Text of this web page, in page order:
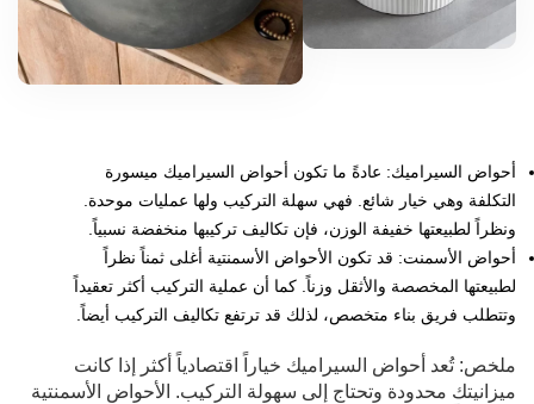
أحواض السيراميك: عادةً ما تكون أحواض السيراميك ميسورة
التكلفة وهي خيار شائع. فهي سهلة التركيب ولها عمليات موحدة.
ونظراً لطبيعتها خفيفة الوزن، فإن تكاليف تركيبها منخفضة نسبياً.
أحواض الأسمنت: قد تكون الأحواض الأسمنتية أغلى ثمناً نظراً
لطبيعتها المخصصة والأثقل وزناً. كما أن عملية التركيب أكثر تعقيداً
وتتطلب فريق بناء متخصص، لذلك قد ترتفع تكاليف التركيب أيضاً.
ملخص: تُعد أحواض السيراميك خياراً اقتصادياً أكثر إذا كانت
ميزانيتك محدودة وتحتاج إلى سهولة التركيب. الأحواض الأسمنتية